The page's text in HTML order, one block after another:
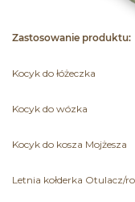
Zastosowanie produktu:
Kocyk do łóżeczka
Kocyk do wózka
Kocyk do kosza Mojżesza
Letnia kołderka Otulacz/